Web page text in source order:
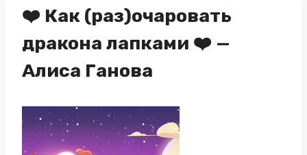
❤️ Как (раз)очаровать
дракона лапками ❤️ —
Алиса Ганова